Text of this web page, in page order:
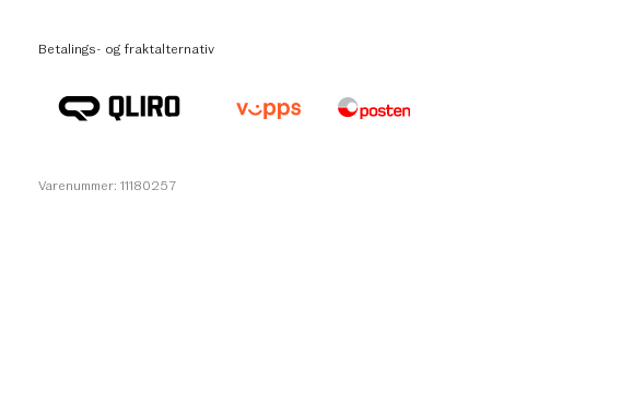
Betalings- og fraktalternativ
Varenummer: 11180257